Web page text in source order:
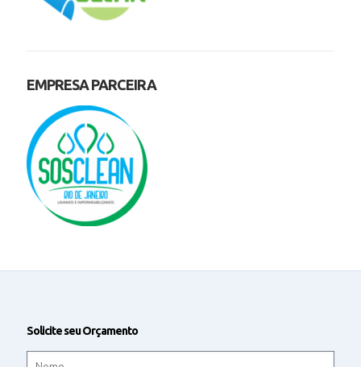
EMPRESA PARCEIRA
Solicite seu Orçamento